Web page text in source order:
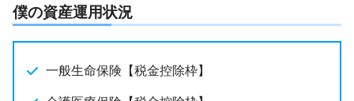
僕の資産運用状況
一般生命保険【税金控除枠】